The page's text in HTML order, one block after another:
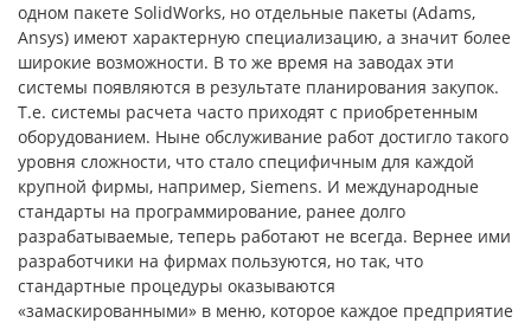
одном пакете SolidWorks, но отдельные пакеты (Adams,
Ansys) имеют характерную специализацию, а значит более
широкие возможности. В то же время на заводах эти
системы появляются в результате планирования закупок.
Т.е. системы расчета часто приходят с приобретенным
оборудованием. Ныне обслуживание работ достигло такого
уровня сложности, что стало специфичным для каждой
крупной фирмы, например, Siemens. И международные
стандарты на программирование, ранее долго
разрабатываемые, теперь работают не всегда. Вернее ими
разработчики на фирмах пользуются, но так, что
стандартные процедуры оказываются
«замаскированными» в меню, которое каждое предприятие